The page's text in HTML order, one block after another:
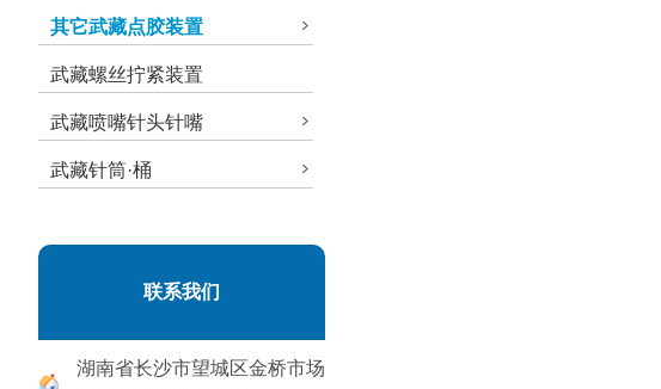
其它武藏点胶装置
武藏螺丝拧紧装置
武藏喷嘴针头针嘴
武藏针筒·桶
联系我们
湖南省长沙市望城区金桥市场